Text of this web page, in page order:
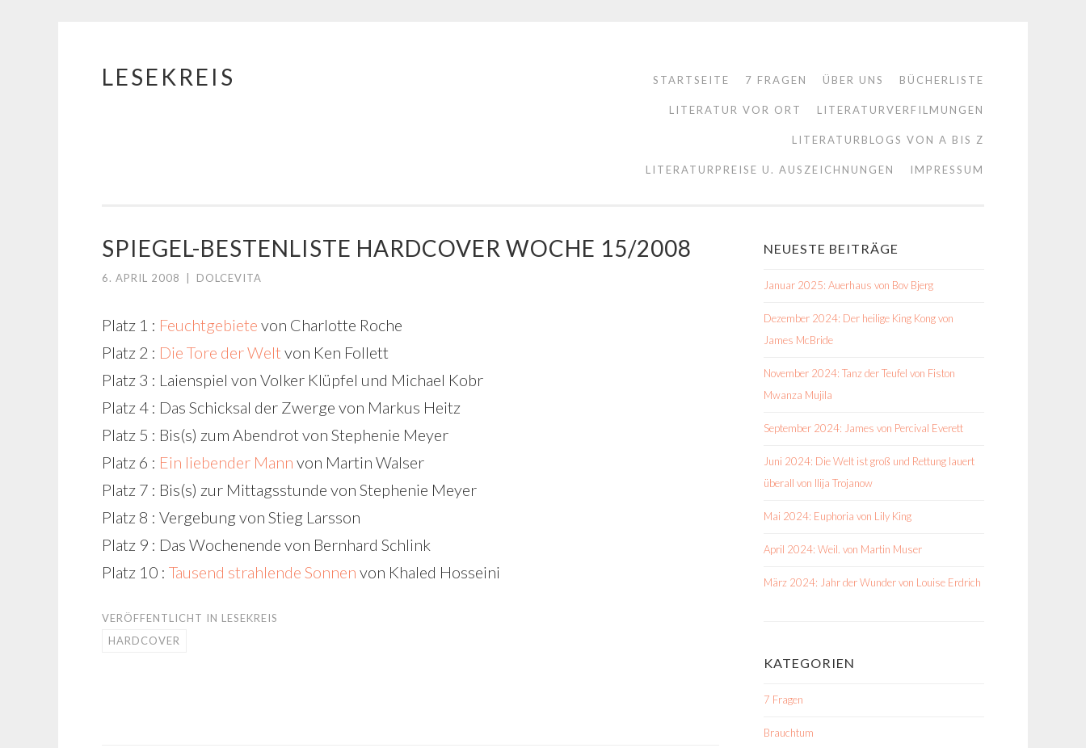
Springe
LESEKREIS STARTSEITE 7 FRAGEN ÜBER UNS BÜCHERLISTE
LITERATUR VOR ORT LITERATURVERFILMUNGEN
LITERATURBLOGS VON A BIS Z
LITERATURPREISE U. AUSZEICHNUNGEN IMPRESSUM
SPIEGEL-BESTENLISTE HARDCOVER WOCHE 15/2008
6. APRIL 2008 DOLCEVITA
Platz 1 : Feuchtgebiete von Charlotte Roche
Platz 2 : Die Tore der Welt von Ken Follett
Platz 3 : Laienspiel von Volker Klüpfel und Michael Kobr
Platz 4 : Das Schicksal der Zwerge von Markus Heitz
Platz 5 : Bis(s) zum Abendrot von Stephenie Meyer
Platz 6 : Ein liebender Mann von Martin Walser
Platz 7 : Bis(s) zur Mittagsstunde von Stephenie Meyer
Platz 8 : Vergebung von Stieg Larsson
Platz 9 : Das Wochenende von Bernhard Schlink
Platz 10 : Tausend strahlende Sonnen von Khaled Hosseini
VERÖFFENTLICHT IN LESEKREIS
HARDCOVER
NEUESTE BEITRÄGE
Januar 2025: Auerhaus von Bov Bjerg
Dezember 2024: Der heilige King Kong von
James McBride
November 2024: Tanz der Teufel von Fiston
Mwanza Mujila
September 2024: James von Percival Everett
Juni 2024: Die Welt ist groß und Rettung lauert
überall von Ilija Trojanow
Mai 2024: Euphoria von Lily King
April 2024: Weil. von Martin Muser
März 2024: Jahr der Wunder von Louise Erdrich
KATEGORIEN
7 Fragen
Brauchtum